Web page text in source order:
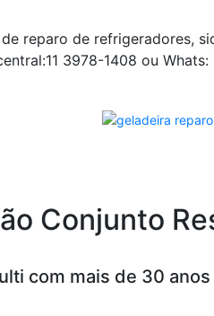
reparo de refrigeradores,
3978-1408 ou
Conjunto
com mais de 30